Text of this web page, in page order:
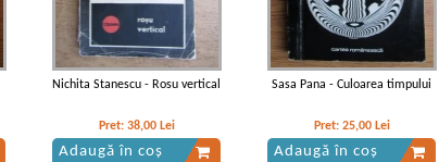
Nichita Stanescu - Rosu vertical
Pret: 38,00 Lei
Adaugă în coș
Sasa Pana - Culoarea timpului
Pret: 25,00 Lei
Adaugă în coș